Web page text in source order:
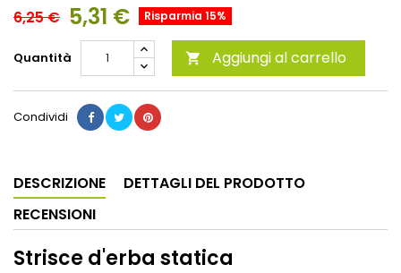
6,25 € 5,31 € Risparmia 15%
Quantità  Aggiungi al carrello
Condividi
DESCRIZIONE
DETTAGLI DEL PRODOTTO
RECENSIONI
Strisce d'erba statica